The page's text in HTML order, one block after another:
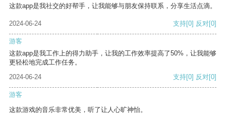
这款app是我社交的好帮手，让我能够与朋友保持联系，分享生活点滴。
2024-06-24 支持[0] 反对[0]
游客
这款app是我工作上的得力助手，让我的工作效率提高了50%，让我能够
更轻松地完成工作任务。
2024-06-24
支持[0] 反对[0]
游客
这款游戏的音乐非常优美，听了让人心旷神怡。